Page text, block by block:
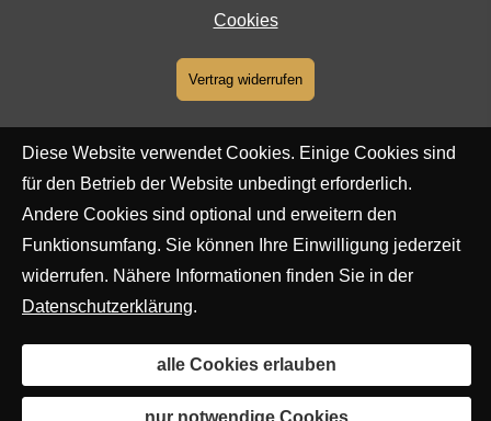
Cookies
Vertrag widerrufen
Diese Website verwendet Cookies. Einige Cookies sind
für den Betrieb der Website unbedingt erforderlich.
Andere Cookies sind optional und erweitern den
Funktionsumfang. Sie können Ihre Einwilligung jederzeit
widerrufen. Nähere Informationen finden Sie in der
Datenschutzerklärung.
alle Cookies erlauben
nur notwendige Cookies